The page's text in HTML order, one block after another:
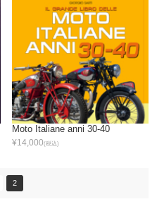
Moto Italiane anni 30-40
¥14,000(税込)
2